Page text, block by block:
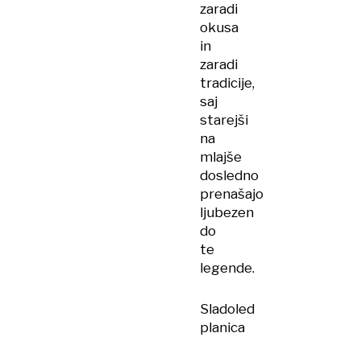
zaradi
okusa
in
zaradi
tradicije,
saj
starejši
na
mlajše
dosledno
prenašajo
ljubezen
do
te
legende.
Sladoled
planica